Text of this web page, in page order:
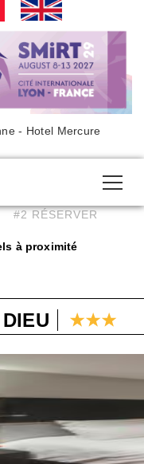
- Hotel Mercure
#2 RÉSERVER
à proximité